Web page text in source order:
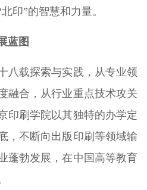
印”的智慧和力量。
蓝图
载探索与实践，从专业领
融合，从行业重点技术攻关
印刷学院以其独特的办学定
，不断向出版印刷等领域输
蓬勃发展，在中国高等教育